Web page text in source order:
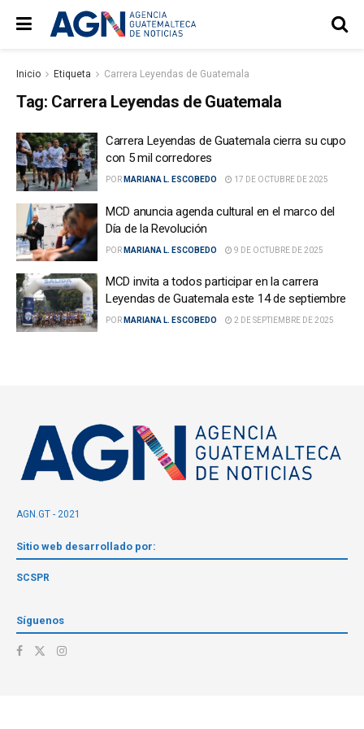
Inicio Etiqueta Carrera Leyendas de Guatemala
Tag: Carrera Leyendas de Guatemala
Carrera Leyendas de Guatemala cierra su cupo
con 5 mil corredores
POR MARIANA L. ESCOBEDO 17 DE OCTUBRE DE 2025
MCD anuncia agenda cultural en el marco del
Día de la Revolución
POR MARIANA L. ESCOBEDO 9 DE OCTUBRE DE 2025
MCD invita a todos participar en la carrera
Leyendas de Guatemala este 14 de septiembre
POR MARIANA L. ESCOBEDO 2 DE SEPTIEMBRE DE 2025
AGN.GT - 2021
Sitio web desarrollado por:
SCSPR
Síguenos